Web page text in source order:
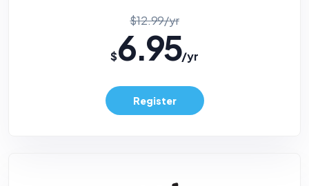
$12.99/yr
$6.95/yr
Register